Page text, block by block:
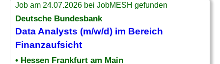
Job am 24.07.2026 bei JobMESH gefunden
Deutsche Bundesbank
Data Analysts (m/w/d) im Bereich
Finanzaufsicht
• Hessen Frankfurt am Main